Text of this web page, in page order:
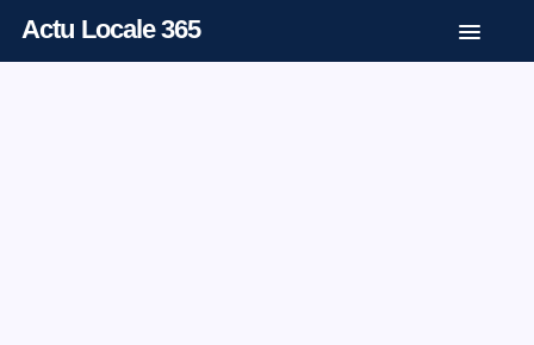
Actu Locale 365